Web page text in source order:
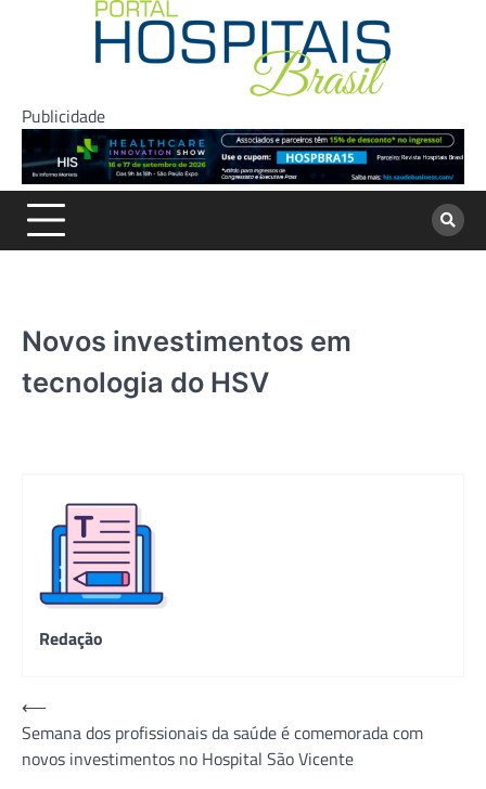
Publicidade
Novos investimentos em
tecnologia do HSV
Redação
Navegação
de
Post
⟵
Semana dos profissionais da saúde é comemorada com
novos investimentos no Hospital São Vicente